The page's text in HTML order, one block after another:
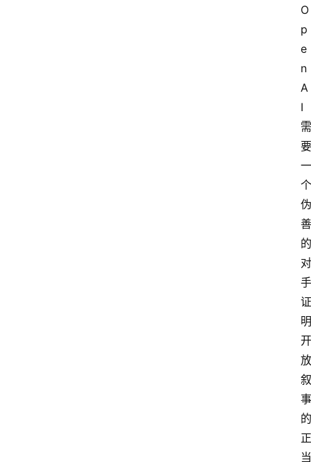
O
p
e
n
A
I
需
要
一
个
伪
善
的
对
手
证
明
开
放
叙
事
的
正
当